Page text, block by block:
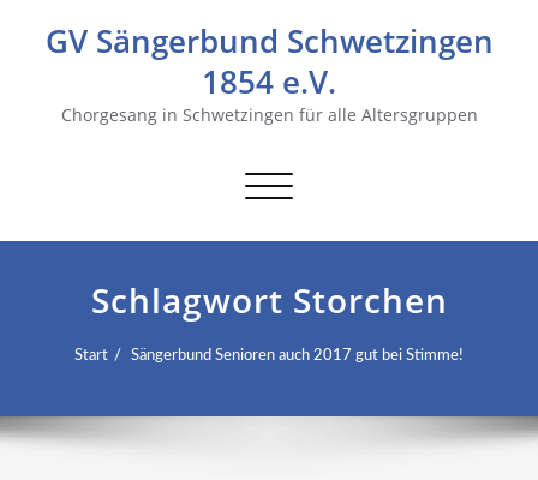
GV Sängerbund Schwetzingen
1854 e.V.
Chorgesang in Schwetzingen für alle Altersgruppen
Navigation
Schlagwort Storchen
Start Sängerbund Senioren auch 2017 gut bei Stimme!